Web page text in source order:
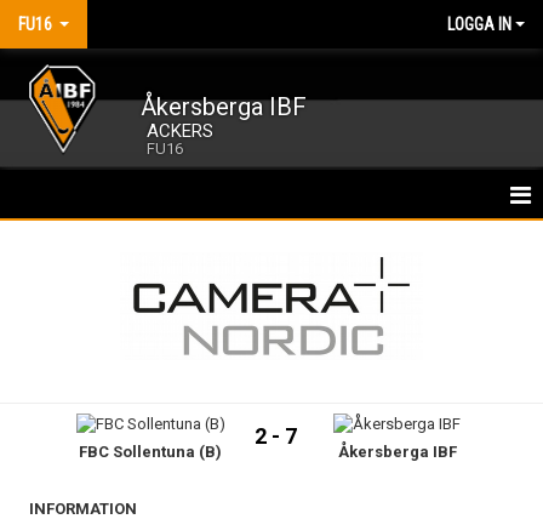
FU16 LOGGA IN
Åkersberga IBF
ACKERS
FU16
BILDGALLERI
FBC Sollentuna (B)
2 - 7
Åkersberga IBF
INFORMATION